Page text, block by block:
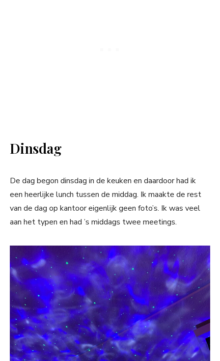
Dinsdag
De dag begon dinsdag in de keuken en daardoor had ik
een heerlijke lunch tussen de middag. Ik maakte de rest
van de dag op kantoor eigenlijk geen foto’s. Ik was veel
aan het typen en had ’s middags twee meetings.